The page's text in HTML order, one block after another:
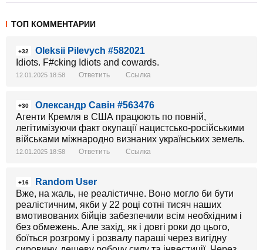
ТОП КОММЕНТАРИИ
+32
Oleksii Pilevych #582021
Idiots. F#cking Idiots and cowards.
12.01.2025 18:58 Ответить Ссылка
+30
Олександр Савін #563476
Агенти Кремля в США працюють по повній,
легітимізуючи факт окупації нацистсько-російськими
військами міжнародно визнаних українських земель.
12.01.2025 18:58 Ответить Ссылка
+16
Random User
Вже, на жаль, не реалістичне. Воно могло би бути
реалістичним, якби у 22 році сотні тисяч наших
вмотивованих бійців забезпечили всім необхідним і
без обмежень. Але захід, як і довгі роки до цього,
боїться розгрому і розвалу параші через вигідну